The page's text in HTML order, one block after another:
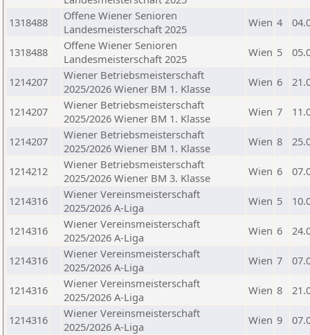
1318488
Offene Wiener Senioren
Landesmeisterschaft 2025
Wien 4
1318488
Offene Wiener Senioren
Landesmeisterschaft 2025
Wien 5
1214207
Wiener Betriebsmeisterschaft
2025/2026 Wiener BM 1. Klasse
Wien 6
1214207
Wiener Betriebsmeisterschaft
2025/2026 Wiener BM 1. Klasse
Wien 7
1214207
Wiener Betriebsmeisterschaft
2025/2026 Wiener BM 1. Klasse
Wien 8
1214212
Wiener Betriebsmeisterschaft
2025/2026 Wiener BM 3. Klasse
Wien 6
1214316
Wiener Vereinsmeisterschaft
2025/2026 A-Liga
Wien 5
1214316
Wiener Vereinsmeisterschaft
2025/2026 A-Liga
Wien 6
1214316
Wiener Vereinsmeisterschaft
2025/2026 A-Liga
Wien 7
1214316
Wiener Vereinsmeisterschaft
2025/2026 A-Liga
Wien 8
1214316
Wiener Vereinsmeisterschaft
2025/2026 A-Liga
Wien 9